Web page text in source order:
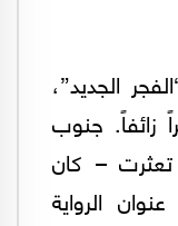
الجديد”،
زائفاً. جنوب
تعثرت – كان
الرواية